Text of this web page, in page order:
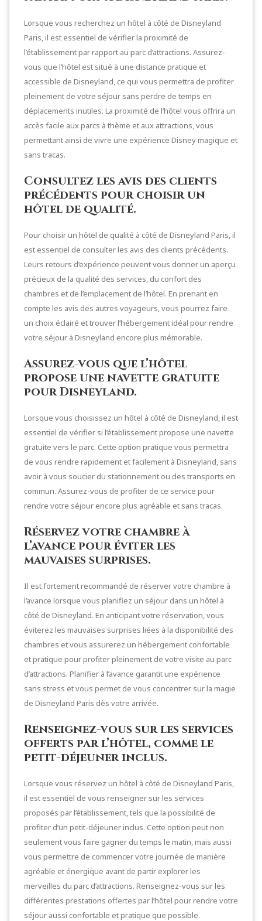
Lorsque vous recherchez un hôtel à côté de Disneyland
Paris, il est essentiel de vérifier la proximité de
l’établissement par rapport au parc d’attractions. Assurez-
vous que l’hôtel est situé à une distance pratique et
accessible de Disneyland, ce qui vous permettra de profiter
pleinement de votre séjour sans perdre de temps en
déplacements inutiles. La proximité de l’hôtel vous offrira un
accès facile aux parcs à thème et aux attractions, vous
permettant ainsi de vivre une expérience Disney magique et
sans tracas.
Consultez les avis des clients
précédents pour choisir un
hôtel de qualité.
Pour choisir un hôtel de qualité à côté de Disneyland Paris, il
est essentiel de consulter les avis des clients précédents.
Leurs retours d’expérience peuvent vous donner un aperçu
précieux de la qualité des services, du confort des
chambres et de l’emplacement de l’hôtel. En prenant en
compte les avis des autres voyageurs, vous pourrez faire
un choix éclairé et trouver l’hébergement idéal pour rendre
votre séjour à Disneyland encore plus mémorable.
Assurez-vous que l’hôtel
propose une navette gratuite
pour Disneyland.
Lorsque vous choisissez un hôtel à côté de Disneyland, il est
essentiel de vérifier si l’établissement propose une navette
gratuite vers le parc. Cette option pratique vous permettra
de vous rendre rapidement et facilement à Disneyland, sans
avoir à vous soucier du stationnement ou des transports en
commun. Assurez-vous de profiter de ce service pour
rendre votre séjour encore plus agréable et sans tracas.
Réservez votre chambre à
l’avance pour éviter les
mauvaises surprises.
Il est fortement recommandé de réserver votre chambre à
l’avance lorsque vous planifiez un séjour dans un hôtel à
côté de Disneyland. En anticipant votre réservation, vous
éviterez les mauvaises surprises liées à la disponibilité des
chambres et vous assurerez un hébergement confortable
et pratique pour profiter pleinement de votre visite au parc
d’attractions. Planifier à l’avance garantit une expérience
sans stress et vous permet de vous concentrer sur la magie
de Disneyland Paris dès votre arrivée.
Renseignez-vous sur les services
offerts par l’hôtel, comme le
petit-déjeuner inclus.
Lorsque vous réservez un hôtel à côté de Disneyland Paris,
il est essentiel de vous renseigner sur les services
proposés par l’établissement, tels que la possibilité de
profiter d’un petit-déjeuner inclus. Cette option peut non
seulement vous faire gagner du temps le matin, mais aussi
vous permettre de commencer votre journée de manière
agréable et énergique avant de partir explorer les
merveilles du parc d’attractions. Renseignez-vous sur les
différentes prestations offertes par l’hôtel pour rendre votre
séjour aussi confortable et pratique que possible.